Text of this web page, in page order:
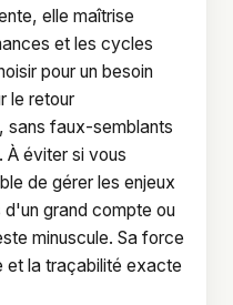
elle maîtrise
et les cycles
pour un besoin
le retour
sans faux-semblants
À éviter si vous
de gérer les enjeux
grand compte ou
minuscule. Sa force
et la traçabilité exacte